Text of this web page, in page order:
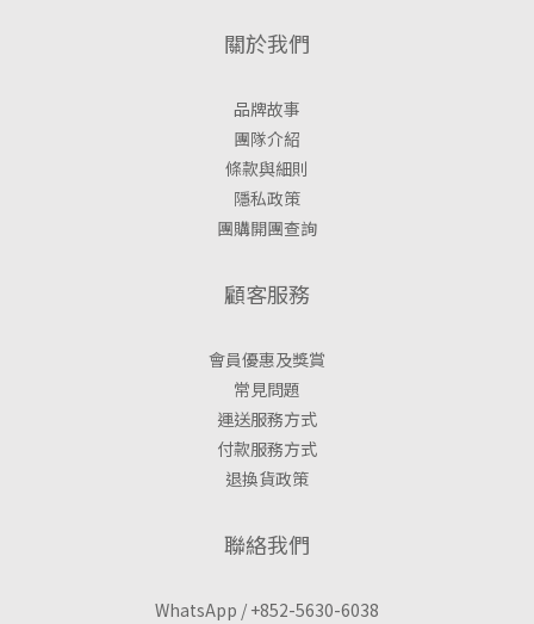
關於我們
品牌故事
團隊介紹
條款與細則
隱私政策
團購開團查詢
顧客服務
會員優惠及獎賞
常見問題
運送服務方式
付款服務方式
退換貨政策
聯絡我們
WhatsApp / +852-5630-6038